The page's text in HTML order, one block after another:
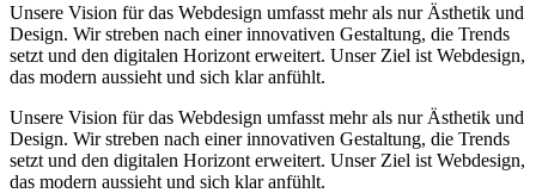
Unsere Vision für das Webdesign umfasst mehr als nur Ästhetik und
Design. Wir streben nach einer innovativen Gestaltung, die Trends
setzt und den digitalen Horizont erweitert. Unser Ziel ist Webdesign,
das modern aussieht und sich klar anfühlt.
Unsere Vision für das Webdesign umfasst mehr als nur Ästhetik und
Design. Wir streben nach einer innovativen Gestaltung, die Trends
setzt und den digitalen Horizont erweitert. Unser Ziel ist Webdesign,
das modern aussieht und sich klar anfühlt.